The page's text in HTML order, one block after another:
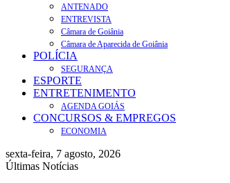
ANTENADO
ENTREVISTA
Câmara de Goiânia
Câmara de Aparecida de Goiânia
POLÍCIA
SEGURANÇA
ESPORTE
ENTRETENIMENTO
AGENDA GOIÁS
CONCURSOS & EMPREGOS
ECONOMIA
sexta-feira, 7 agosto, 2026
Últimas Notícias